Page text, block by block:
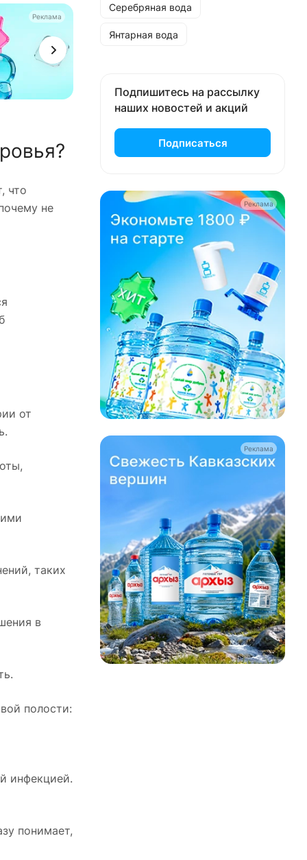
Реклама
что
не
от
таких
в
полости:
инфекцией.
понимает,
Серебряная вода
Янтарная вода
Подпишитесь на рассылку
наших новостей и акций
Подписаться
Реклама
Реклама